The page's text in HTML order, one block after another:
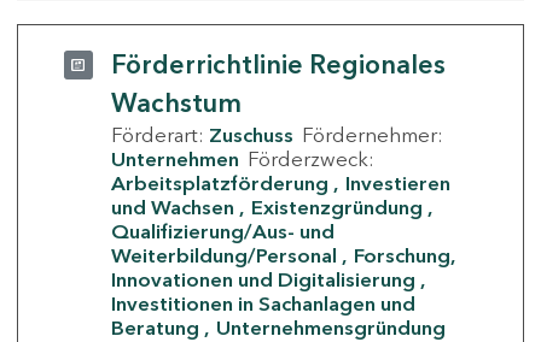
Förderrichtlinie Regionales
Wachstum
Förderart: Zuschuss Fördernehmer:
Unternehmen Förderzweck:
Arbeitsplatzförderung
Investieren
und Wachsen
Existenzgründung
Qualifizierung/Aus- und
Weiterbildung/Personal
Forschung,
Innovationen und Digitalisierung
Investitionen in Sachanlagen und
Beratung
Unternehmensgründung